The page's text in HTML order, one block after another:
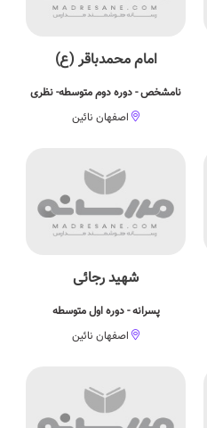
امام محمدباقر (ع)
نامشخص - دوره دوم متوسطه- نظری
اصفهان نائین
شهید رجائی
پسرانه - دوره اول متوسطه
اصفهان نائین